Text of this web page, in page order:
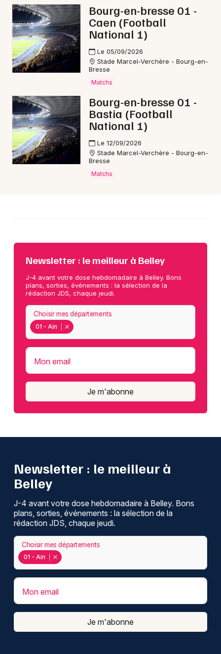
Choisir mes départements
Mon email
Je m'abonne
Bourg-en-bresse 01 -
Caen (Football
National 1)
Le 05/09/2026
Stade Marcel-Verchère - Bourg-en-
Bresse
Matchs
Bourg-en-bresse 01 -
Bastia (Football
National 1)
Le 12/09/2026
Stade Marcel-Verchère - Bourg-en-
Bresse
Matchs
Newsletter : le meilleur à Belley
J-4 avant votre dose hebdomadaire à Belley. Bons
plans, sorties, événements : la sélection de la
rédaction JDS, chaque jeudi.
01 - Ain
Choisir mes départements
Mon email
Je m'abonne
Newsletter : le meilleur à
Belley
J-4 avant votre dose hebdomadaire à Belley. Bons
plans, sorties, événements : la sélection de la
rédaction JDS, chaque jeudi.
01 - Ain
Choisir mes départements
Mon email
Je m'abonne